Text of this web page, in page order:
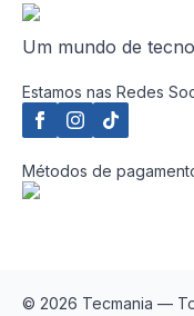
Um mundo de
Estamos nas Redes
Métodos de
© 2026 Tecmania —